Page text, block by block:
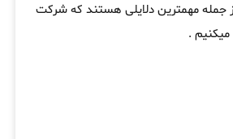
جمله مهمترین دلایلی هستند که شرکت
.